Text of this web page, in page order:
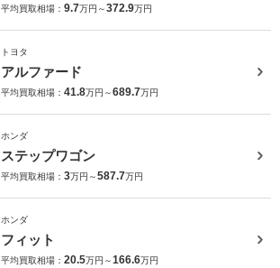
平均買取相場： 9.7万円～372.9万円
トヨタ
アルファード
平均買取相場： 41.8万円～689.7万円
ホンダ
ステップワゴン
平均買取相場： 3万円～587.7万円
ホンダ
フィット
平均買取相場： 20.5万円～166.6万円